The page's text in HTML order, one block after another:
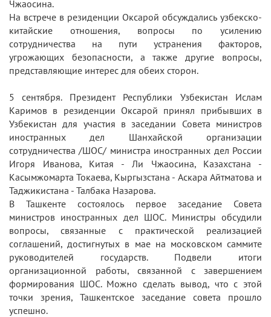
Чжаосина.
На встрече в резиденции Оксарой обсуждались узбекско-
китайские отношения, вопросы по усилению
сотрудничества на пути устранения факторов,
угрожающих безопасности, а также другие вопросы,
представляющие интерес для обеих сторон.
5 сентября. Президент Республики Узбекистан Ислам
Каримов в резиденции Оксарой принял прибывших в
Узбекистан для участия в заседании Совета министров
иностранных дел Шанхайской организации
сотрудничества /ШОС/ министра иностранных дел России
Игоря Иванова, Китая - Ли Чжаосина, Казахстана -
Касымжомарта Токаева, Кыргызстана - Аскара Айтматова и
Таджикистана - Талбака Назарова.
В Ташкенте состоялось первое заседание Совета
министров иностранных дел ШОС. Министры обсудили
вопросы, связанные с практической реализацией
соглашений, достигнутых в мае на московском саммите
руководителей государств. Подвели итоги
организационной работы, связанной с завершением
формирования ШОС. Можно сделать вывод, что с этой
точки зрения, Ташкентское заседание совета прошло
успешно.